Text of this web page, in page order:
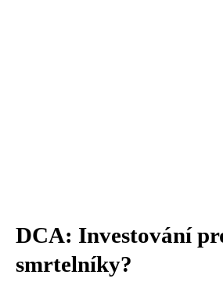
DCA: Investování
smrtelníky?